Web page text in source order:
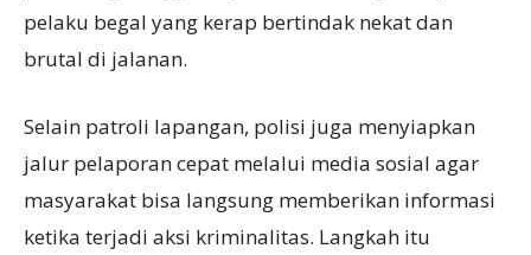
pelaku begal yang kerap bertindak nekat dan
brutal di jalanan.
Selain patroli lapangan, polisi juga menyiapkan
jalur pelaporan cepat melalui media sosial agar
masyarakat bisa langsung memberikan informasi
ketika terjadi aksi kriminalitas. Langkah itu